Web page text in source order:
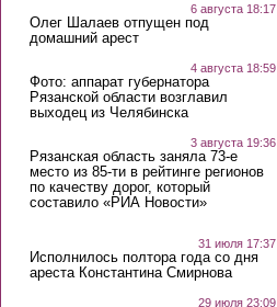
6 августа 18:17
Олег Шалаев отпущен под
домашний арест
4 августа 18:59
Фото: аппарат губернатора
Рязанской области возглавил
выходец из Челябинска
3 августа 19:36
Рязанская область заняла 73-е
место из 85-ти в рейтинге регионов
по качеству дорог, который
составило «РИА Новости»
31 июля 17:37
Исполнилось полтора года со дня
ареста Константина Смирнова
29 июля 23:09